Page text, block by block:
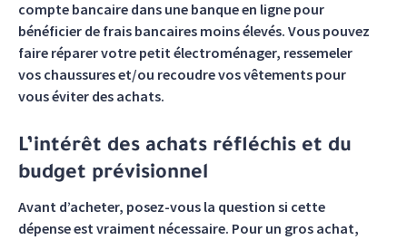
compte bancaire dans une banque en ligne pour
bénéficier de frais bancaires moins élevés. Vous pouvez
faire réparer votre petit électroménager, ressemeler
vos chaussures et/ou recoudre vos vêtements pour
vous éviter des achats.
L’intérêt des achats réfléchis et du
budget prévisionnel
Avant d’acheter, posez-vous la question si cette
dépense est vraiment nécessaire. Pour un gros achat,